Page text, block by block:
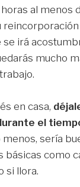
al menos
reincorporación
irá
mucho
en casa,
el
menos, sería
básicas como
si llora.